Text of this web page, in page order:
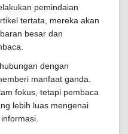
pemindaian
tertata, mereka akan
besar dan
dengan
manfaat ganda.
fokus, tetapi pembaca
lebih luas mengenai